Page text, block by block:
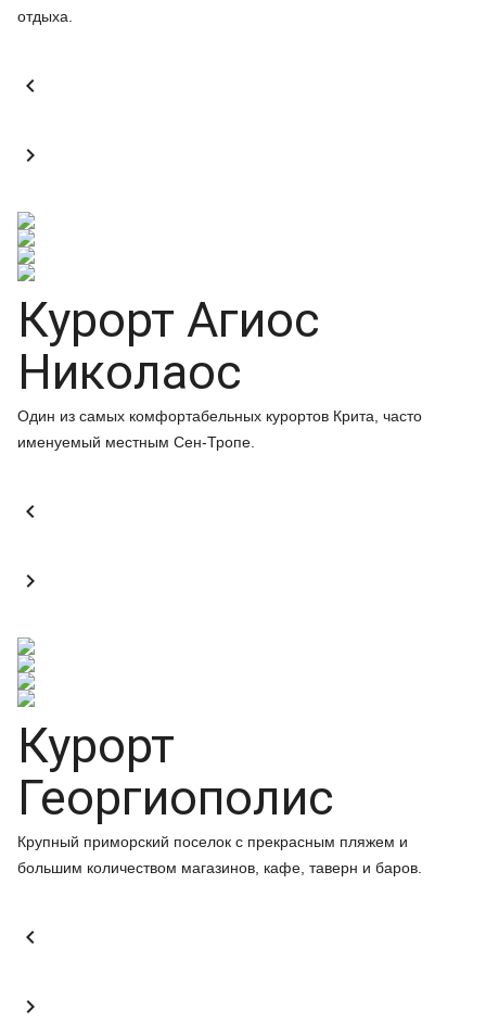
отдыха.


Курорт Агиос
Николаос
Один из самых комфортабельных курортов Крита, часто
именуемый местным Сен-Тропе.


Курорт
Георгиополис
Крупный приморский поселок с прекрасным пляжем и
большим количеством магазинов, кафе, таверн и баров.

